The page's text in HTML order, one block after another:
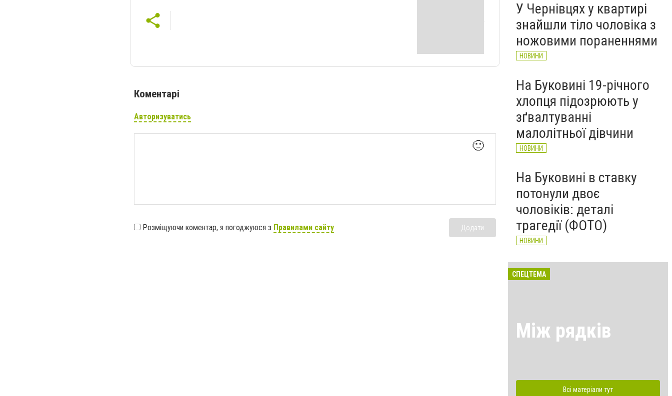
Коментарі
Авторизуватись
🙂
Розміщуючи коментар, я погоджуюся з Правилами сайту Додати
У Чернівцях у квартирі
знайшли тіло чоловіка з
ножовими пораненнями
НОВИНИ
На Буковині 19-річного
хлопця підозрюють у
зґвалтуванні
малолітньої дівчини
НОВИНИ
На Буковині в ставку
потонули двоє
чоловіків: деталі
трагедії (ФОТО)
НОВИНИ
СПЕЦТЕМА
Між рядків
Всі матеріали тут